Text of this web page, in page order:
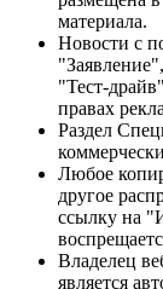
материала.
Новости с
"Тест-
правах
Раздел
Любое
другое
ссылку на
Владелец
является